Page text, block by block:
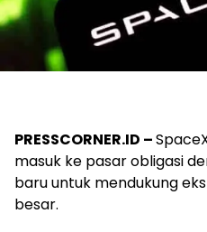
PRESSCORNER.ID –
masuk ke pasar obligasi
baru untuk mendukung
besar.